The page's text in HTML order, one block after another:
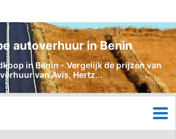
autoverhuur in Benin
in Benin - Vergelijk de prijzen van
van Avis, Hertz...